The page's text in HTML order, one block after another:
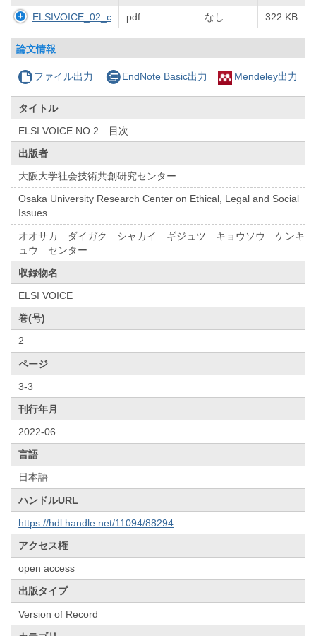
ELSIVOICE_02_c pdf なし 322 KB
論文情報
ファイル出力 EndNote Basic出力 Mendeley出力
タイトル
ELSI VOICE NO.2 目次
出版者
大阪大学社会技術共創研究センター
Osaka University Research Center on Ethical, Legal and Social
Issues
オオサカ ダイガク シャカイ ギジュツ キョウソウ ケンキ
ュウ センター
収録物名
ELSI VOICE
巻(号)
2
ページ
3-3
刊行年月
2022-06
言語
日本語
ハンドルURL
https://hdl.handle.net/11094/88294
アクセス権
open access
出版タイプ
Version of Record